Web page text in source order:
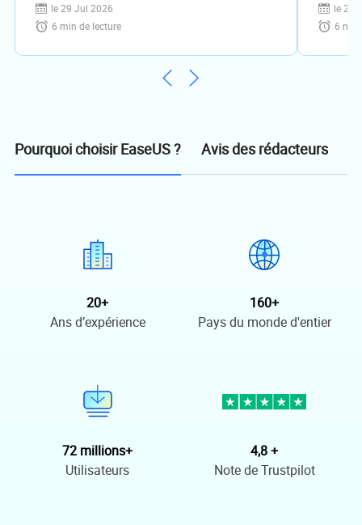
le 29 Jul 2026
6 min de lecture
le 29
6 min
Pourquoi choisir EaseUS ? Avis des rédacteurs
20+
Ans d’expérience
160+
Pays du monde d'entier
72 millions+
Utilisateurs
4,8 +
Note de Trustpilot